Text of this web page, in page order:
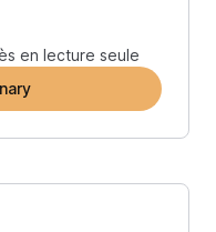
en lecture seule